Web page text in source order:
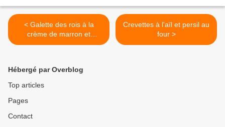
< Galette des rois à la
crème de marron et
brisures de marrons glacés
Crevettes à l'aïl et persil au
four >
Hébergé par Overblog
Top articles
Pages
Contact